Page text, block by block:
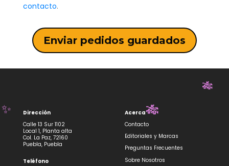
contacto.
Enviar pedidos guardados
Dirección
Calle 13 Sur 1102
Local 1, Planta alta
Col. La Paz, 72160
Puebla, Puebla
Teléfono
Acerca
Contacto
Editoriales y Marcas
Preguntas Frecuentes
Sobre Nosotros
🎋